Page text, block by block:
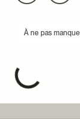
À ne pas